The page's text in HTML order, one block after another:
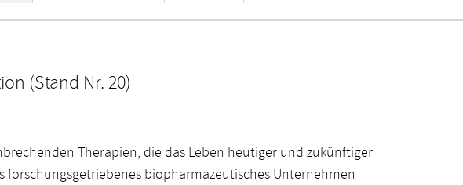
(Stand Nr. 20)
Therapien, die das Leben heutiger und zukünftiger
forschungsgetriebenes biopharmazeutisches Unternehmen